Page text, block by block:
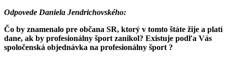
Odpovede Daniela Jendrichovského:
Čo by znamenalo pre občana SR, ktorý v tomto štáte žije a platí
dane, ak by profesionálny šport zanikol? Existuje podľa Vás
spoločenská objednávka na profesionálny šport ?